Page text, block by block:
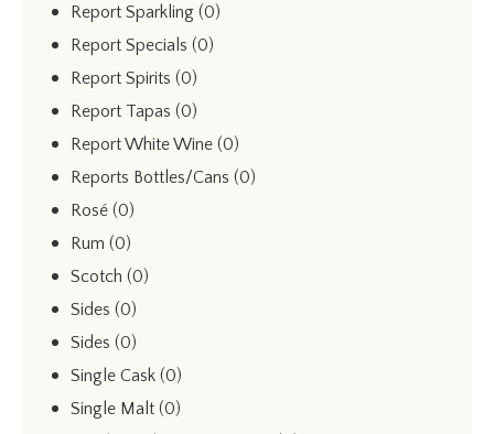
Report Sparkling (0)
Report Specials (0)
Report Spirits (0)
Report Tapas (0)
Report White Wine (0)
Reports Bottles/Cans (0)
Rosé (0)
Rum (0)
Scotch (0)
Sides (0)
Sides (0)
Single Cask (0)
Single Malt (0)